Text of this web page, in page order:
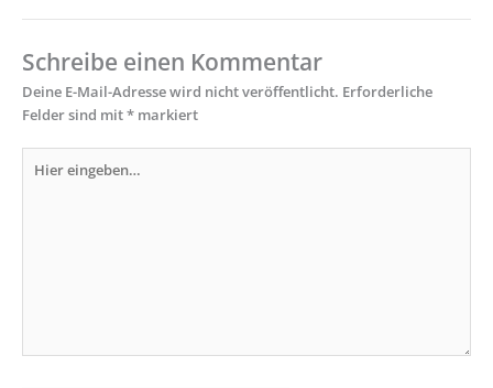
Schreibe einen Kommentar
Deine E-Mail-Adresse wird nicht veröffentlicht. Erforderliche
Felder sind mit* markiert
eingeben…